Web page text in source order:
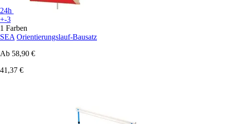
24h
+-3
1 Farben
SEA Orientierungslauf-Bausatz
Ab 58,90 €
41,37 €